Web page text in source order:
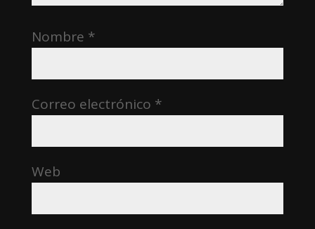
Nombre *
Correo electrónico *
Web